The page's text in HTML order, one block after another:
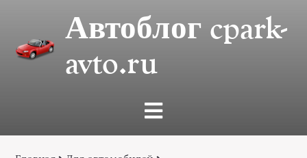
Автоблог cpark-
avto.ru